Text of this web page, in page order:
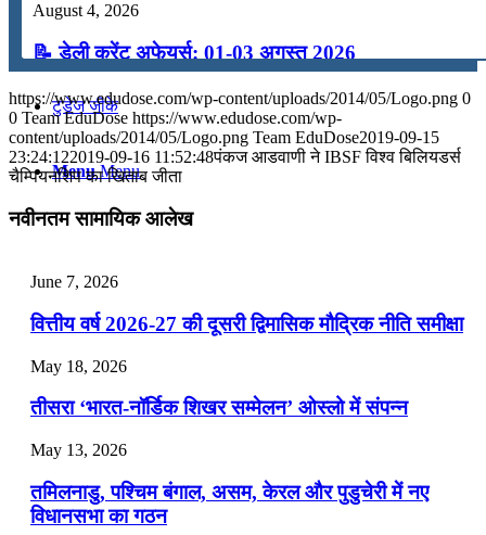
मॉक टेस्ट
टुडेज जीके
Menu Menu
August 4, 2026
📝 डेली करेंट अफेयर्स: 01-03 अगस्त 2026
July 31, 2026
📝 डेली करेंट अफेयर्स: 28-31 जुलाई 2026
July 28, 2026
📝 डेली करेंट अफेयर्स: 25-27 जुलाई 2026
https://www.edudose.com/wp-content/uploads/2014/05/Logo.png 0
0 Team EduDose https://www.edudose.com/wp-
content/uploads/2014/05/Logo.png Team EduDose2019-09-15
23:24:122019-09-16 11:52:48पंकज आडवाणी ने IBSF विश्व बिलियडर्स
चैम्पियनशिप का खिताब जीता
नवीनतम सामायिक आलेख
June 7, 2026
वित्तीय वर्ष 2026-27 की दूसरी द्विमासिक मौद्रिक नीति समीक्षा
May 18, 2026
तीसरा ‘भारत-नॉर्डिक शिखर सम्मेलन’ ओस्लो में संपन्न
May 13, 2026
तमिलनाडु, पश्चिम बंगाल, असम, केरल और पुडुचेरी में नए
विधानसभा का गठन